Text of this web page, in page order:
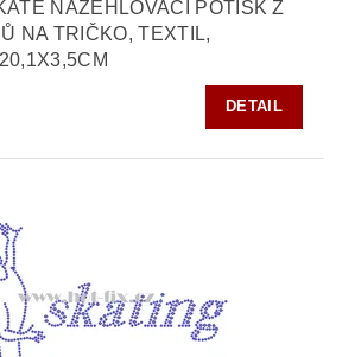
NAŽEHLOVACÍ POTISK Z
NA TRIČKO, TEXTIL,
DETAIL